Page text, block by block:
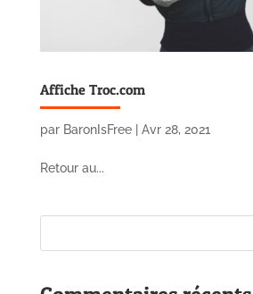
Affiche Troc.com
par BaronIsFree| Avr 28, 2021
Retour au...